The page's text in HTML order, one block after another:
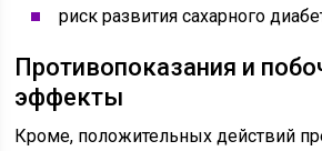
риск развития сахарного
Противопоказания и
эффекты
Кроме, положительных действий